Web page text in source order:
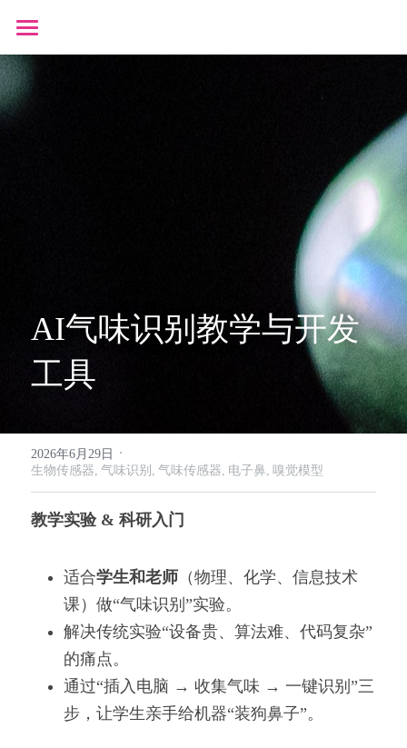
搜索
AI气味识别教学与开发
工具
2026年6月29日 ·
生物传感器, 气味识别, 气味传感器, 电子鼻, 嗅觉模型
教学实验 & 科研入门
适合学生和老师 （物理、化学、信息技术
课）做“气味识别”实验。
解决传统实验“设备贵、算法难、代码复杂”
的痛点。
通过“插入电脑 → 收集气味 → 一键识别”三
步，让学生亲手给机器“装狗鼻子”。